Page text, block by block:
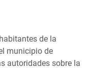
de la
municipio de
autoridades sobre la